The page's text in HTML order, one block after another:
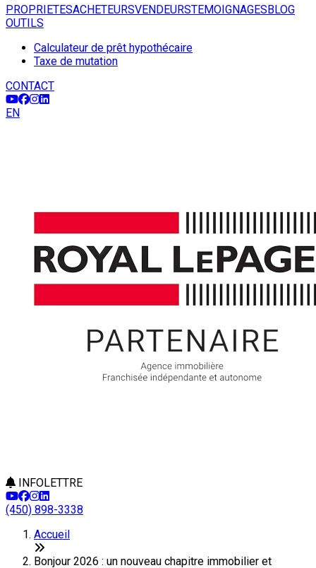
PROPRIETESACHETEURSVENDEURSTEMOIGNAGESBLOG
OUTILS
Calculateur de prêt hypothécaire
Taxe de mutation
CONTACT
EN
INFOLETTRE
(450) 898-3338
Accueil
Bonjour 2026 : un nouveau chapitre immobilier et